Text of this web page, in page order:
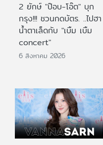
2 ยักษ์ "ป๊อบ-โอ๊ต" บุก
กรุง!!! ชวนกดบัตร. ..ไปฮา
น้ำตาเล็ดกับ "เบิ้ม เบิ้ม
concert"
6 สิงหาคม 2026